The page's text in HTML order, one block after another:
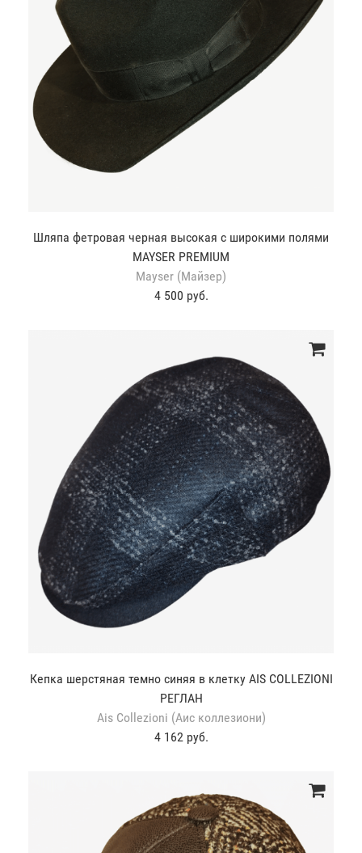
Шляпа фетровая черная высокая с широкими полями
MAYSER PREMIUM
Mayser (Майзер)
4 500 руб.
Кепка шерстяная темно синяя в клетку AIS COLLEZIONI
РЕГЛАН
Ais Collezioni (Аис коллезиони)
4 162 руб.